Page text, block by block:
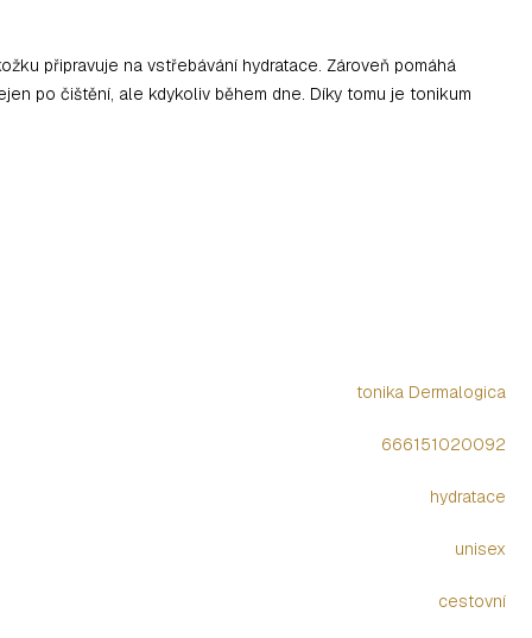
připravuje na vstřebávání hydratace. Zároveň pomáhá
po čištění, ale kdykoliv během dne. Díky tomu je tonikum
tonika Dermalogica
666151020092
hydratace
unisex
cestovní